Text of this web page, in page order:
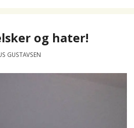
og hater!
GUSTAVSEN